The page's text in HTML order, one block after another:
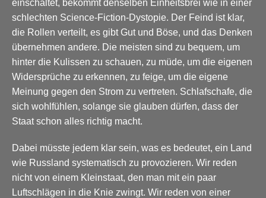
einschaltet, bekommt denselben Einheitsbrei wie in einer
schlechten Science-Fiction-Dystopie. Der Feind ist klar,
die Rollen verteilt, es gibt Gut und Böse, und das Denken
übernehmen andere. Die meisten sind zu bequem, um
hinter die Kulissen zu schauen, zu müde, um die eigenen
Widersprüche zu erkennen, zu feige, um die eigene
Meinung gegen den Strom zu vertreten. Schlafschafe, die
sich wohlfühlen, solange sie glauben dürfen, dass der
Staat schon alles richtig macht.
Dabei müsste jedem klar sein, was es bedeutet, ein Land
wie Russland systematisch zu provozieren. Wir reden
nicht von einem Kleinstaat, den man mit ein paar
Luftschlägen in die Knie zwingt. Wir reden von einer